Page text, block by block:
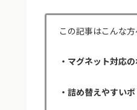
この記事はこんな方
・マグネット対応
・詰め替えやすい